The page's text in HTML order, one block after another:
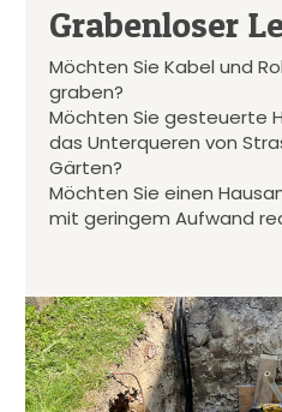
Grabenloser
Möchten Sie Kabel und
graben?
Möchten Sie gesteuerte
das Unterqueren von
Gärten?
Möchten Sie einen
mit geringem Aufwand